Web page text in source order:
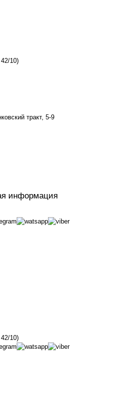
10)
тракт, 5-9
информация
10)